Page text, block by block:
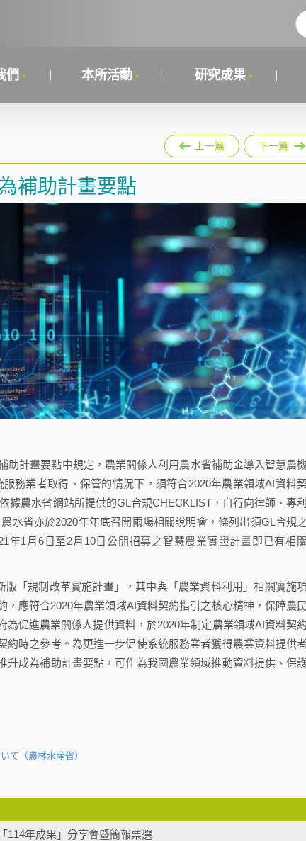
們 本所活動 研究成果
上一篇 下一篇
補助計畫要點
計畫要點中規定，農業關係人利用農水省補助金導入智慧農
務業者取得、保管的情況下，須符合2020年農業領域AI資料
據農水省網站所提供的GL合規CHECKLIST，自行向律師、專
水省亦於2020年年底召開兩場相關說明會，條列出須GL合規
年1月6日至2月10日公開招募之智慧農業實證計畫即已有相
「規制改革實施計畫」，其中與「農業資料利用」相關實施
應符合2020年農業領域AI資料契約指引之核心精神，保障農
促進農業關係人提供資料，於2020年制定農業領域AI資料契
時之參考。為更進一步促使系統服務業者獲得農業資料提供
成為補助計畫要點，可作為我國農業領域推動資料提供、保護
て（農林水産省）
114年成果」分享會暨簡報票選